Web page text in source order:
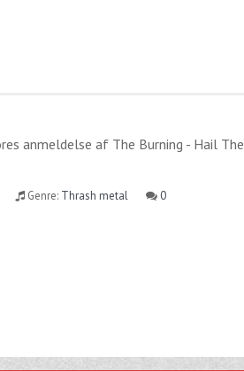
anmeldelse af The Burning - Hail The
Genre: Thrash metal 0